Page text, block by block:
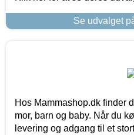
Se udvalget
Hos Mammashop.dk finder
mor, barn og baby. Når du
levering og adgang til et